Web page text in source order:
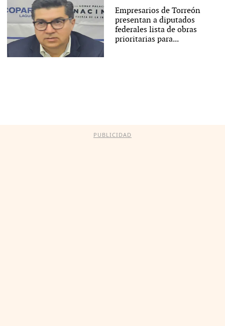
Empresarios de Torreón
presentan a diputados
federales lista de obras
prioritarias para...
PUBLICIDAD